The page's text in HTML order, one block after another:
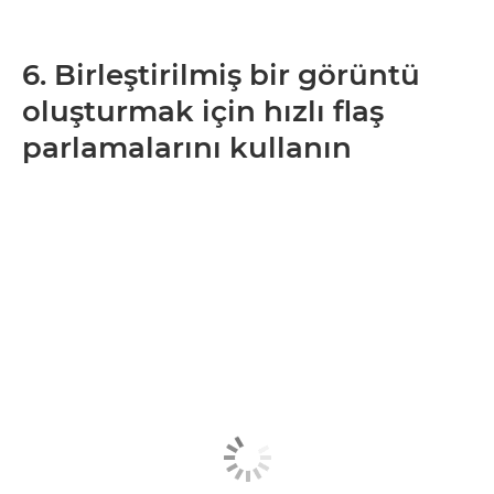
6. Birleştirilmiş bir görüntü
oluşturmak için hızlı flaş
parlamalarını kullanın